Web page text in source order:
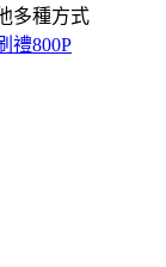
多種方式
禮800P